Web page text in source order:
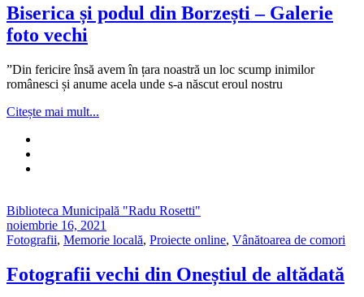
Biserica și podul din Borzești – Galerie
foto vechi
”Din fericire însă avem în țara noastră un loc scump inimilor
românesci și anume acela unde s-a născut eroul nostru
Citește mai mult...
Biblioteca Municipală "Radu Rosetti"
noiembrie 16, 2021
Fotografii, Memorie locală, Proiecte online, Vânătoarea de comori
Fotografii vechi din Oneștiul de altădată